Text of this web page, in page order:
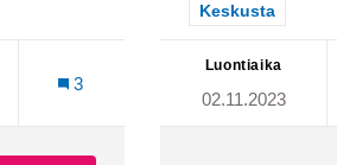
KESKUSTAN TAI
3
Rajaa tulokset
Keskusta
Luontiaika
02.11.2023